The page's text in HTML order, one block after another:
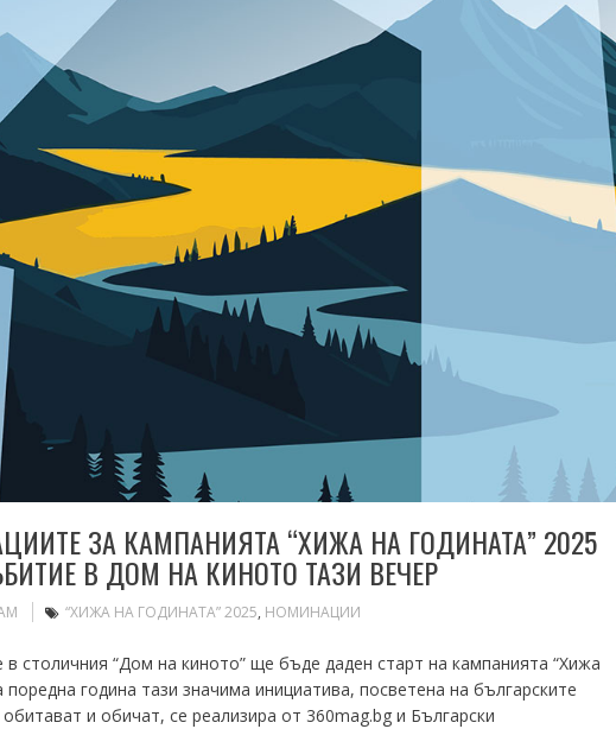
ЗА КАМПАНИЯТА “ХИЖА НА ГОДИНАТА” 2025
В ДОМ НА КИНОТО ТАЗИ ВЕЧЕР
“ХИЖА НА ГОДИНАТА” 2025, НОМИНАЦИИ
столичния “Дом на киното” ще бъде даден старт на кампанията “Хижа
поредна година тази значима инициатива, посветена на българските
и обичат, се реализира от 360mag.bg и Български